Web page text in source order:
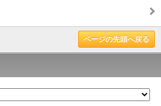
ページの先頭へ戻る